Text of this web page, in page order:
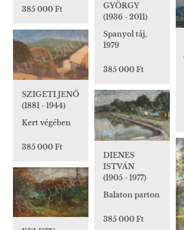
385 000 Ft
GYÖRGY
(1936 - 2011)
Spanyol táj,
1979
385 000 Ft
SZIGETI JENŐ
(1881 - 1944)
Kert végében
385 000 Ft
DIENES
ISTVÁN
(1905 - 1977)
Balaton parton
385 000 Ft